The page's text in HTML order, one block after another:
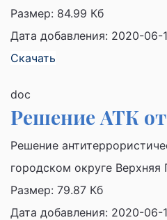
Размер: 84.99 Кб
Дата добавления: 2020-06-
Скачать
doc
Решение АТК от
Решение
городском округе
Размер: 79.87 Кб
Дата добавления: 2020-06-